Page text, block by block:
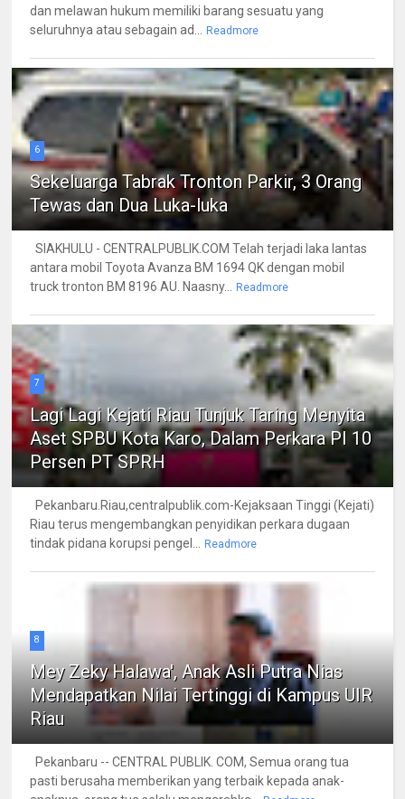
dan melawan hukum memiliki barang sesuatu yang
seluruhnya atau sebagain ad...
Readmore
6
Sekeluarga Tabrak Tronton Parkir, 3 Orang
Tewas dan Dua Luka-luka
SIAKHULU - CENTRALPUBLIK.COM Telah terjadi laka lantas
antara mobil Toyota Avanza BM 1694 QK dengan mobil
truck tronton BM 8196 AU. Naasny...
Readmore
7
Lagi Lagi Kejati Riau Tunjuk Taring Menyita
Aset SPBU Kota Karo, Dalam Perkara PI 10
Persen PT SPRH
Pekanbaru.Riau,centralpublik.com-Kejaksaan Tinggi (Kejati)
Riau terus mengembangkan penyidikan perkara dugaan
tindak pidana korupsi pengel...
Readmore
8
Mey Zeky Halawa', Anak Asli Putra Nias
Mendapatkan Nilai Tertinggi di Kampus UIR
Riau
Pekanbaru -- CENTRAL PUBLIK. COM, Semua orang tua
pasti berusaha memberikan yang terbaik kepada anak-